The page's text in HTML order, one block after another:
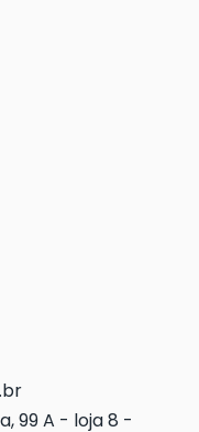
99 A - loja 8 -